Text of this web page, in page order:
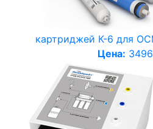
картриджей К-6 для
Цена: